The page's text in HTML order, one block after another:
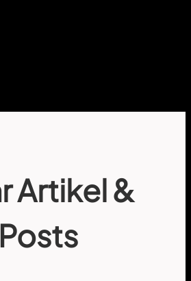
Artikel &
Posts